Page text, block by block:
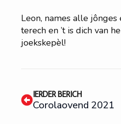
Leon, names alle
terech en ’t is dich van
joekskepèl!
IERDER BERICH
Corolaovend 2021